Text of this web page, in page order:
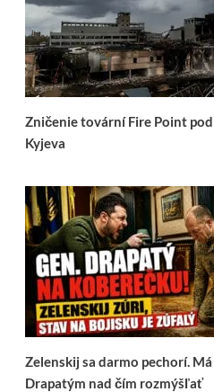
Zničenie tovární Fire Point
Kyjeva
Zelenskij sa darmo pechorí.
Drapatým nad čím rozmýšľať